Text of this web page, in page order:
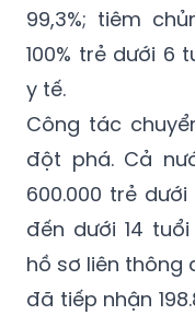
99,3%; tiêm
100% trẻ dưới 6
y tế.
Công tác
đột phá. Cả
600.000 trẻ
đến dưới 14
hồ sơ liên thông
đã tiếp nhận